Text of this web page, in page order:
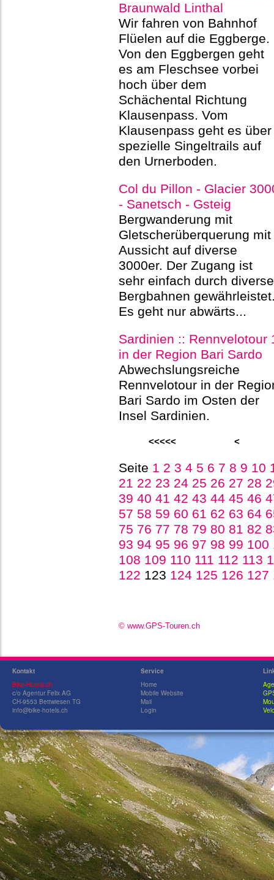
Braunwald Linthal
Wir fahren von Bahnhof
Flüelen auf die Eggberge.
Von den Eggbergen geht
es am Fleschsee vorbei
hoch über dem
Schächental Richtung
Klausenpass. Vom
Klausenpass geht es über
spezielle Singeltrails auf
den Urnerboden.
Col du Pillon - Glacier
- Sanetsch - Gsteig
Bergwanderung mit
Gletscherüberquerung mit
Aussicht auf diverse
3000er. Der Zugang ist
sehr einfach durch diverse
Bergbahnen
Es geht nur abwärts...
Sardinien :: Rennvelotour
in der Region Bari Sardo
Abwechslungsreiche
Rennvelotour in der
Bari Sardo im Osten der
Insel Sardinien.
<<<<< <
Seite 1 2 3 4 5 6 7 8 9 10
21 22 23 24 25 26 27 28
39 40 41 42 43 44 45 46
57 58 59 60 61 62 63 64
75 76 77 78 79 80 81 82
93 94 95 96 97 98 99 100
108 109 110 111 112 113
122 123 124 125 126 127
© www.GPS-Touren.ch
Kontakt
Bike-Hotels.ch
c/o Agentur Felix AG
CH-9553 Bettwiesen TG
info@bike-hotels.ch
Service
Home
Mobile Website
Mail
Login